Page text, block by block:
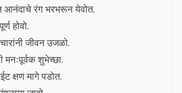
आनंदाचे रंग भरभरून येवोत.
होवो.
जीवन उजळो.
मनःपूर्वक शुभेच्छा.
क्षण मागे पडोत.